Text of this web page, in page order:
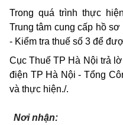
Trong quá trình thực
Trung tâm cung cấp hồ
- Kiểm tra thuế số 3 để
Cục Thuế TP Hà Nội trả
điện TP Hà Nội - Tổng
và thực hiện./.
Nơi nhận: